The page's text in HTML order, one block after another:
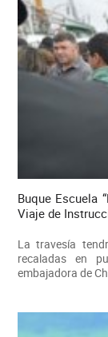
Buque Escuela
Viaje de
La travesía
recaladas en
embajadora de